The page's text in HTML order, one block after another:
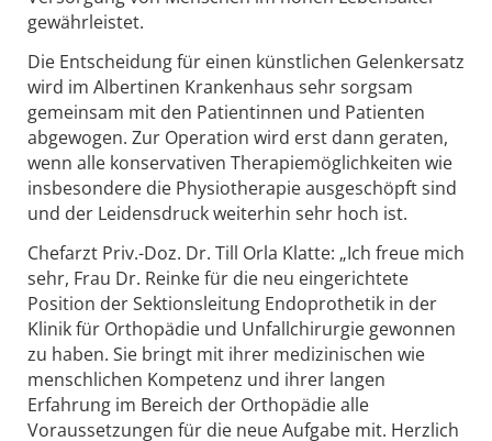
gewährleistet.
Die Entscheidung für einen künstlichen Gelenkersatz
wird im Albertinen Krankenhaus sehr sorgsam
gemeinsam mit den Patientinnen und Patienten
abgewogen. Zur Operation wird erst dann geraten,
wenn alle konservativen Therapiemöglichkeiten wie
insbesondere die Physiotherapie ausgeschöpft sind
und der Leidensdruck weiterhin sehr hoch ist.
Chefarzt Priv.-Doz. Dr. Till Orla Klatte: „Ich freue mich
sehr, Frau Dr. Reinke für die neu eingerichtete
Position der Sektionsleitung Endoprothetik in der
Klinik für Orthopädie und Unfallchirurgie gewonnen
zu haben. Sie bringt mit ihrer medizinischen wie
menschlichen Kompetenz und ihrer langen
Erfahrung im Bereich der Orthopädie alle
Voraussetzungen für die neue Aufgabe mit. Herzlich